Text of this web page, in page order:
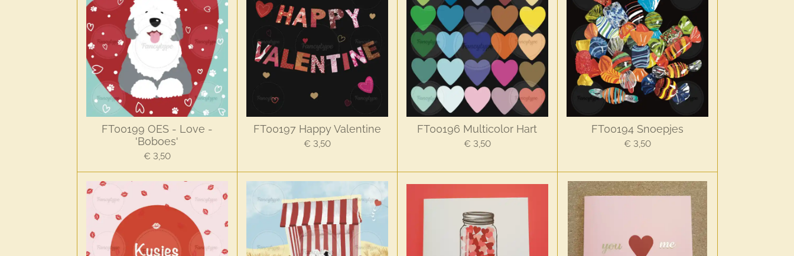
FT00199 OES - Love -
'Boboes'
€ 3,50
FT00197 Happy Valentine
€ 3,50
FT00196 Multicolor Hart
€ 3,50
FT00194 Snoepjes
€ 3,50